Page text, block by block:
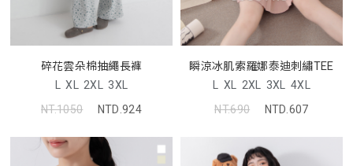
碎花雲朵棉抽繩長褲
L XL 2XL 3XL
NT.1050
NTD.924
瞬涼冰肌索羅娜泰迪刺繡TEE
L XL 2XL 3XL 4XL
NT.690
NTD.607